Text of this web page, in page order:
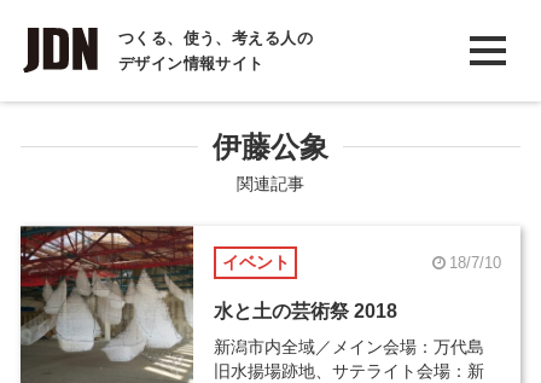
つくる、使う、考える人の
デザイン情報サイト
INTERVIEW
インタビュー
COLUMN
コラム
伊藤公象
関連記事
イベント 18/7/10
水と土の芸術祭 2018
新潟市内全域／メイン会場：万代島
旧水揚場跡地、サテライト会場：新